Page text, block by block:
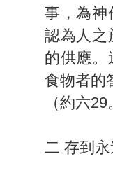
事，為神
認為人之
的供應。
食物者的
（約六
二 存到